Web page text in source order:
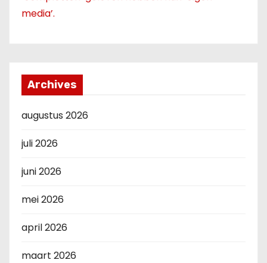
media’.
Archives
augustus 2026
juli 2026
juni 2026
mei 2026
april 2026
maart 2026